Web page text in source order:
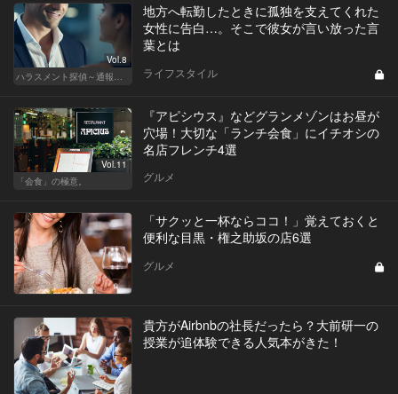
Vol.8
ハラスメント探偵～通報編～
地方へ転勤したときに孤独を支えてくれた
女性に告白…。そこで彼女が言い放った言
葉とは
ライフスタイル
Vol.11
「会食」の極意。
『アピシウス』などグランメゾンはお昼が
穴場！大切な「ランチ会食」にイチオシの
名店フレンチ4選
グルメ
「サクッと一杯ならココ！」覚えておくと
便利な目黒・権之助坂の店6選
グルメ
貴方がAirbnbの社長だったら？大前研一の
授業が追体験できる人気本がきた！